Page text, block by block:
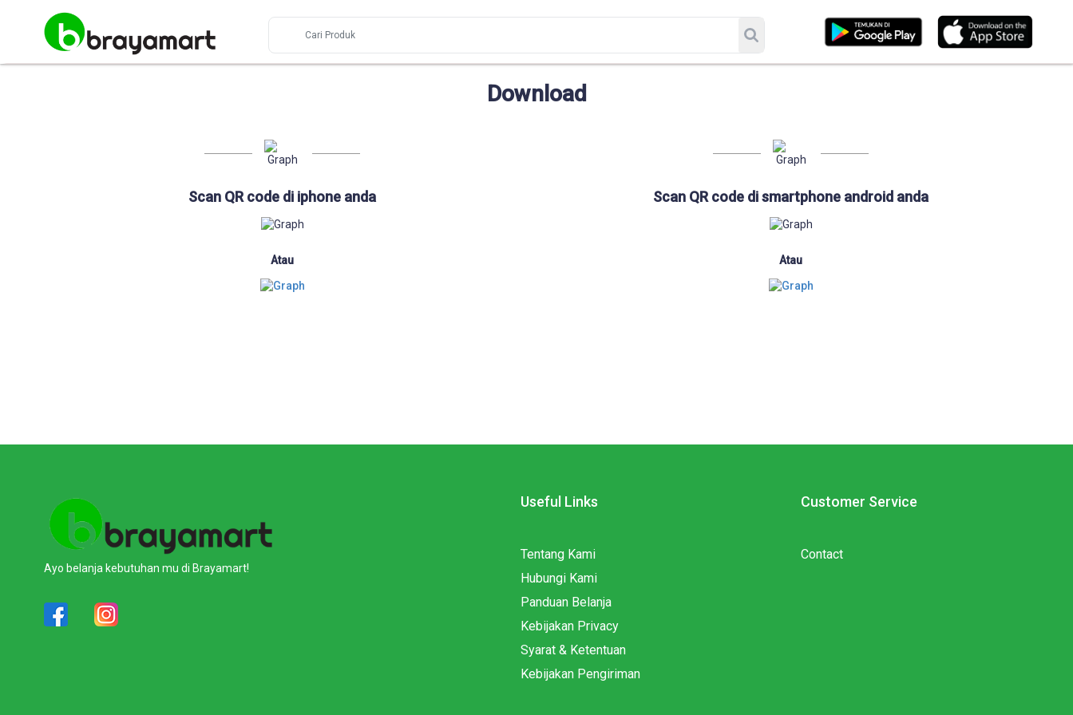
Download
Scan QR code di iphone anda
Atau
Scan QR code di smartphone android anda
Atau
Ayo belanja kebutuhan mu di Brayamart!
Useful Links
Tentang Kami
Hubungi Kami
Panduan Belanja
Kebijakan Privacy
Syarat & Ketentuan
Kebijakan Pengiriman
Customer Service
Contact